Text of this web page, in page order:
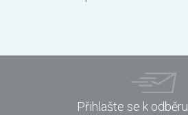
Přihlašte se k